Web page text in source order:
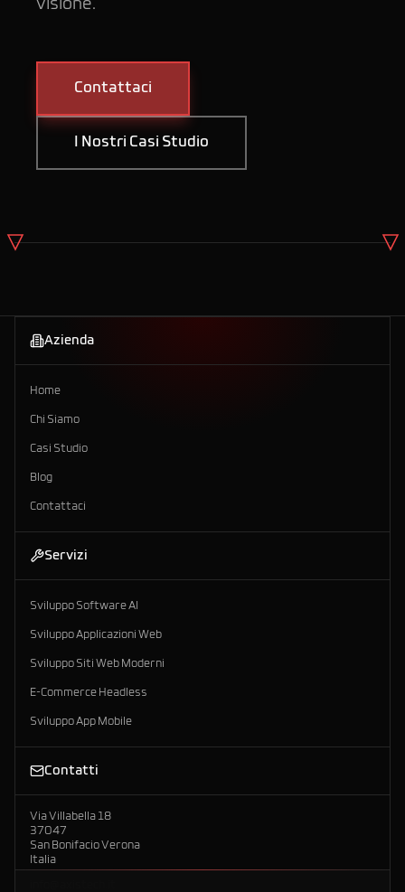
visione.
Contattaci
I Nostri Casi Studio
Azienda
Home
Chi Siamo
Casi Studio
Blog
Contattaci
Servizi
Sviluppo Software AI
Sviluppo Applicazioni Web
Sviluppo Siti Web Moderni
E-Commerce Headless
Sviluppo App Mobile
Contatti
Via Villabella 18
37047
San Bonifacio Verona
Italia